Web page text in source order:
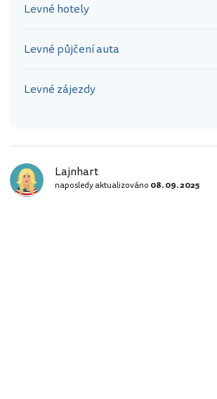
Levné hotely
Levné půjčení auta
Levné zájezdy
Lajnhart
naposledy aktualizováno 08. 09. 2025